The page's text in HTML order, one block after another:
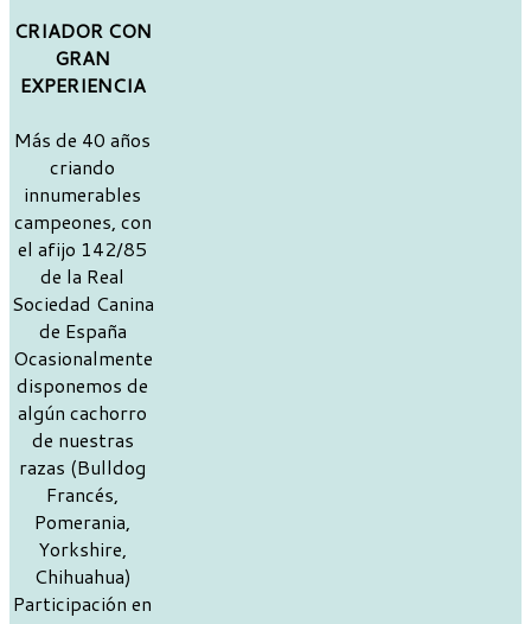
CRIADOR CON
GRAN
EXPERIENCIA
Más de 40 años
criando
innumerables
campeones, con
el afijo 142/85
de la Real
Sociedad Canina
de España
Ocasionalmente
disponemos de
algún cachorro
de nuestras
razas (Bulldog
Francés,
Pomerania,
Yorkshire,
Chihuahua)
Participación en